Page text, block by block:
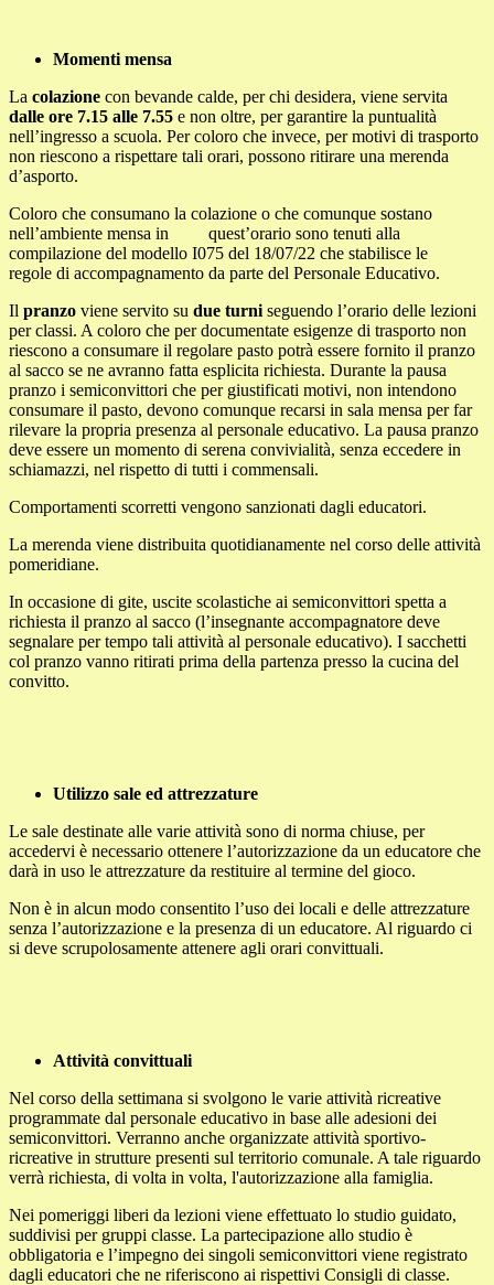
Momenti mensa
La colazione con bevande calde, per chi desidera, viene servita
dalle ore 7.15 alle 7.55 e non oltre, per garantire la puntualità
nell’ingresso a scuola. Per coloro che invece, per motivi di trasporto
non riescono a rispettare tali orari, possono ritirare una merenda
d’asporto.
Coloro che consumano la colazione o che comunque sostano
nell’ambiente mensa in quest’orario sono tenuti alla
compilazione del modello I075 del 18/07/22 che stabilisce le
regole di accompagnamento da parte del Personale Educativo.
Il pranzo viene servito su due turni seguendo l’orario delle lezioni
per classi. A coloro che per documentate esigenze di trasporto non
riescono a consumare il regolare pasto potrà essere fornito il pranzo
al sacco se ne avranno fatta esplicita richiesta. Durante la pausa
pranzo i semiconvittori che per giustificati motivi, non intendono
consumare il pasto, devono comunque recarsi in sala mensa per far
rilevare la propria presenza al personale educativo. La pausa pranzo
deve essere un momento di serena convivialità, senza eccedere in
schiamazzi, nel rispetto di tutti i commensali.
Comportamenti scorretti vengono sanzionati dagli educatori.
La merenda viene distribuita quotidianamente nel corso delle attività
pomeridiane.
In occasione di gite, uscite scolastiche ai semiconvittori spetta a
richiesta il pranzo al sacco (l’insegnante accompagnatore deve
segnalare per tempo tali attività al personale educativo). I sacchetti
col pranzo vanno ritirati prima della partenza presso la cucina del
convitto.
Utilizzo sale ed attrezzature
Le sale destinate alle varie attività sono di norma chiuse, per
accedervi è necessario ottenere l’autorizzazione da un educatore che
darà in uso le attrezzature da restituire al termine del gioco.
Non è in alcun modo consentito l’uso dei locali e delle attrezzature
senza l’autorizzazione e la presenza di un educatore. Al riguardo ci
si deve scrupolosamente attenere agli orari convittuali.
Attività convittuali
Nel corso della settimana si svolgono le varie attività ricreative
programmate dal personale educativo in base alle adesioni dei
semiconvittori. Verranno anche organizzate attività sportivo-
ricreative in strutture presenti sul territorio comunale. A tale riguardo
verrà richiesta, di volta in volta, l'autorizzazione alla famiglia.
Nei pomeriggi liberi da lezioni viene effettuato lo studio guidato,
suddivisi per gruppi classe. La partecipazione allo studio è
obbligatoria e l’impegno dei singoli semiconvittori viene registrato
dagli educatori che ne riferiscono ai rispettivi Consigli di classe.